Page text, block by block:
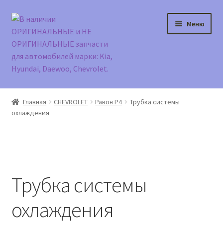
Перейти
к
навигации
Перейти
к
содержимому
Меню
Главная
Доставка и оплата
Мой аккаунт
Оформление заказа
Главная CHEVROLET Равон Р4
Трубка системы
охлаждения
Трубка системы
охлаждения